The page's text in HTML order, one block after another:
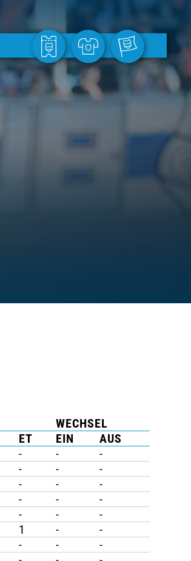
WECHSEL
ET EIN
AUS
- -
-
- -
-
- -
-
- -
-
- -
-
1 -
-
- -
-